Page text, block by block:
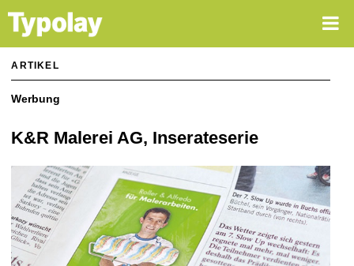
Home
Agentur
Über mich
Dienstleistungen
Spezial
Corporate Design
Digital
Illustration
Bilder
ARTIKEL
Werbung
K&R Malerei AG, Inserateserie